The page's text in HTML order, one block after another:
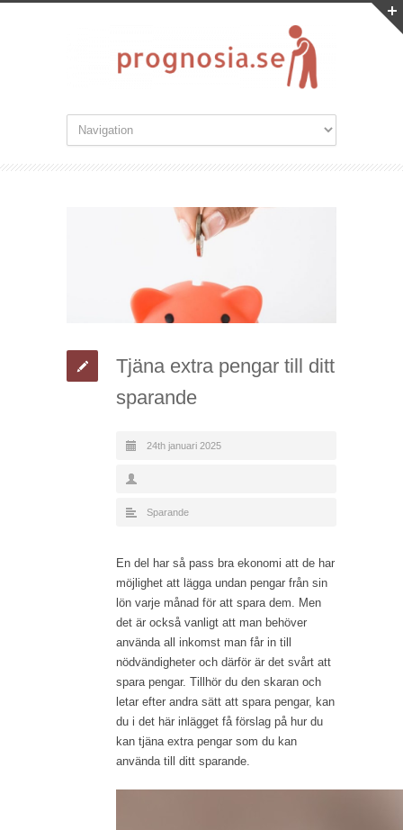
Tjäna extra pengar till ditt
sparande
24th januari 2025
Sparande
En del har så pass bra ekonomi att de har
möjlighet att lägga undan pengar från sin
lön varje månad för att spara dem. Men
det är också vanligt att man behöver
använda all inkomst man får in till
nödvändigheter och därför är det svårt att
spara pengar. Tillhör du den skaran och
letar efter andra sätt att spara pengar, kan
du i det här inlägget få förslag på hur du
kan tjäna extra pengar som du kan
använda till ditt sparande.